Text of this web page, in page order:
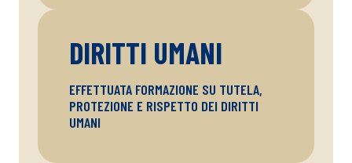
DIRITTI UMANI
EFFETTUATA FORMAZIONE SU TUTELA,
PROTEZIONE E RISPETTO DEI DIRITTI
UMANI